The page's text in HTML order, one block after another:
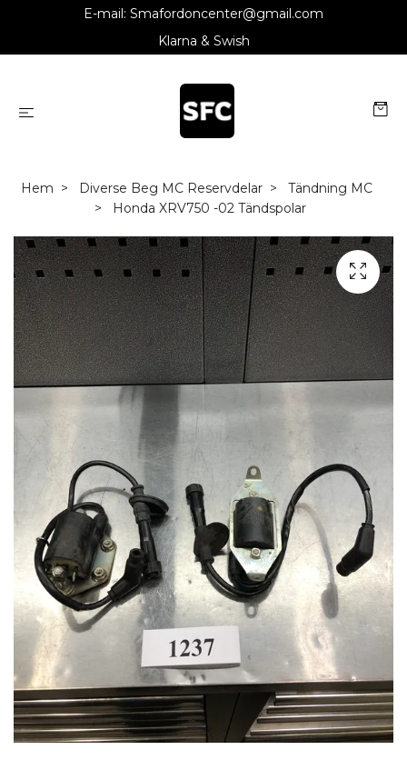
E-mail: Smafordoncenter@gmail.com
Klarna & Swish
Hem Diverse Beg MC Reservdelar
Tändning MC
Honda XRV750 -02 Tändspolar